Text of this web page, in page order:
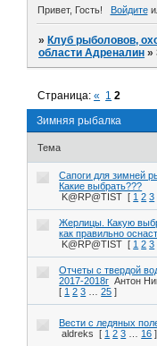
Привет, Гость! Войдите
»Клуб рыболовов,
области Адреналин »
Зимняя рыбалка
Страница:« 1 2
Тема
Сапоги для зимней
Какие выбрать???
K@RP@TIST [ 1 2 3
Жерлицы. Какую
как правильно
K@RP@TIST [ 1 2 3
Отчеты с твердой
2017-2018г Антон
[ 1 2 3 … 25 ]
Вести с ледяных
aldreks
[ 1 2 3 … 16 ]